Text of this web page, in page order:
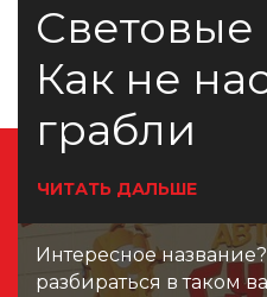
Световые
Как не
грабли
ЧИТАТЬ ДАЛЬШЕ
Интересное
разбираться в таком